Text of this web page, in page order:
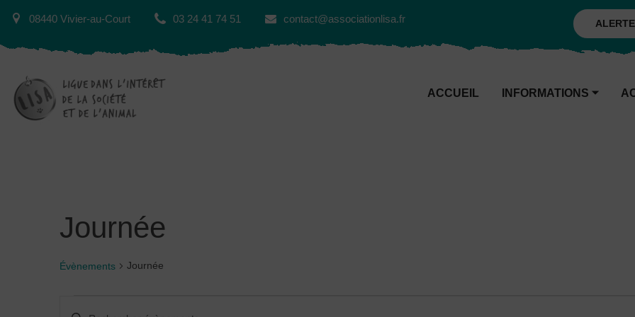
08440 Vivier-au-Court 03 24 41 74 51 contact@associationlisa.fr
ACCUEIL INFORMATIONS ⏷
Journée
Évènements Journée
Saisir